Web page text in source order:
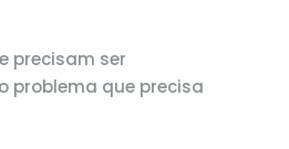
precisam ser
problema que precisa